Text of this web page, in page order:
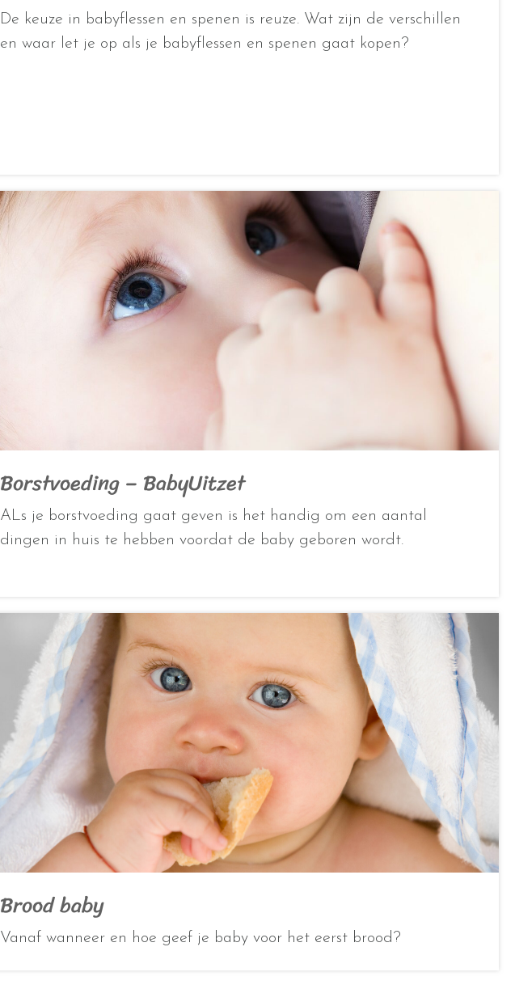
De keuze in babyflessen en spenen is reuze. Wat zijn de verschillen
en waar let je op als je babyflessen en spenen gaat kopen?
Borstvoeding – BabyUitzet
ALs je borstvoeding gaat geven is het handig om een aantal
dingen in huis te hebben voordat de baby geboren wordt.
Brood baby
Vanaf wanneer en hoe geef je baby voor het eerst brood?